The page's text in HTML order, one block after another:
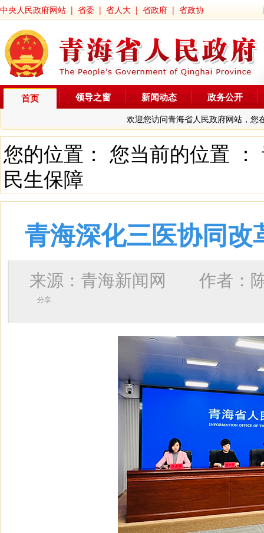
中央人民政府网站 | 省委 | 省人大 | 省政府 | 省政协
首页
欢迎您访问青海省人民政府网站，您
领导之窗 新闻动态 政务公开
您的位置： 您当前的位置 ：
民生保障
青海深化三医协同
来源：青海新闻网 作者：
分享